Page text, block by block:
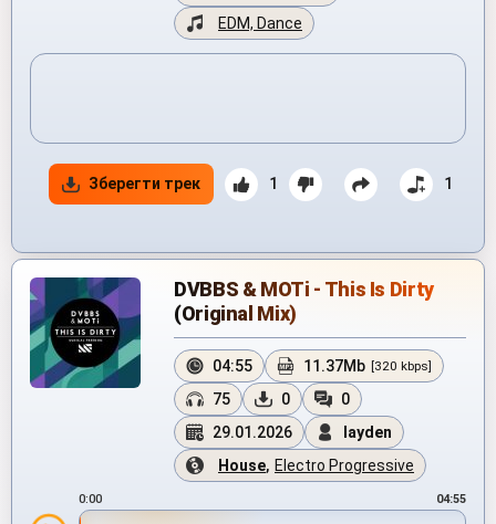
EDM, Dance
Зберегти трек 1 1
DVBBS & MOTi - This Is Dirty
(Original Mix)
04:55 11.37Mb [320 kbps]
75 0
0
29.01.2026
layden
House, Electro Progressive
0:00 04:55